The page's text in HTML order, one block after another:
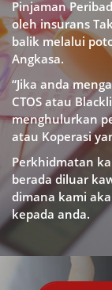
Pinjaman
oleh insurans
balik melalui
Angkasa.
“Jika anda
CTOS atau
menghulurkan
atau Koperasi
Perkhidmatan
berada diluar
dimana kami
kepada anda.